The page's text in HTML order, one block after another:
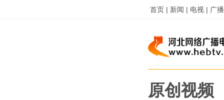
首页 | 新闻 | 电视 | 广
原创视频